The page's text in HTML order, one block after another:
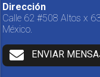
Dirección
Calle 62 #508 Altos x
México.
ENVIAR